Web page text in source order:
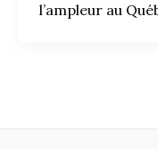
l’ampleur au